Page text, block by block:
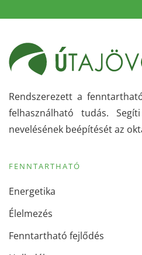
Rendszerezett a
felhasználható tudás.
nevelésének beépítését az
FENNTARTHATÓ
Energetika
Élelmezés
Fenntartható fejlődés